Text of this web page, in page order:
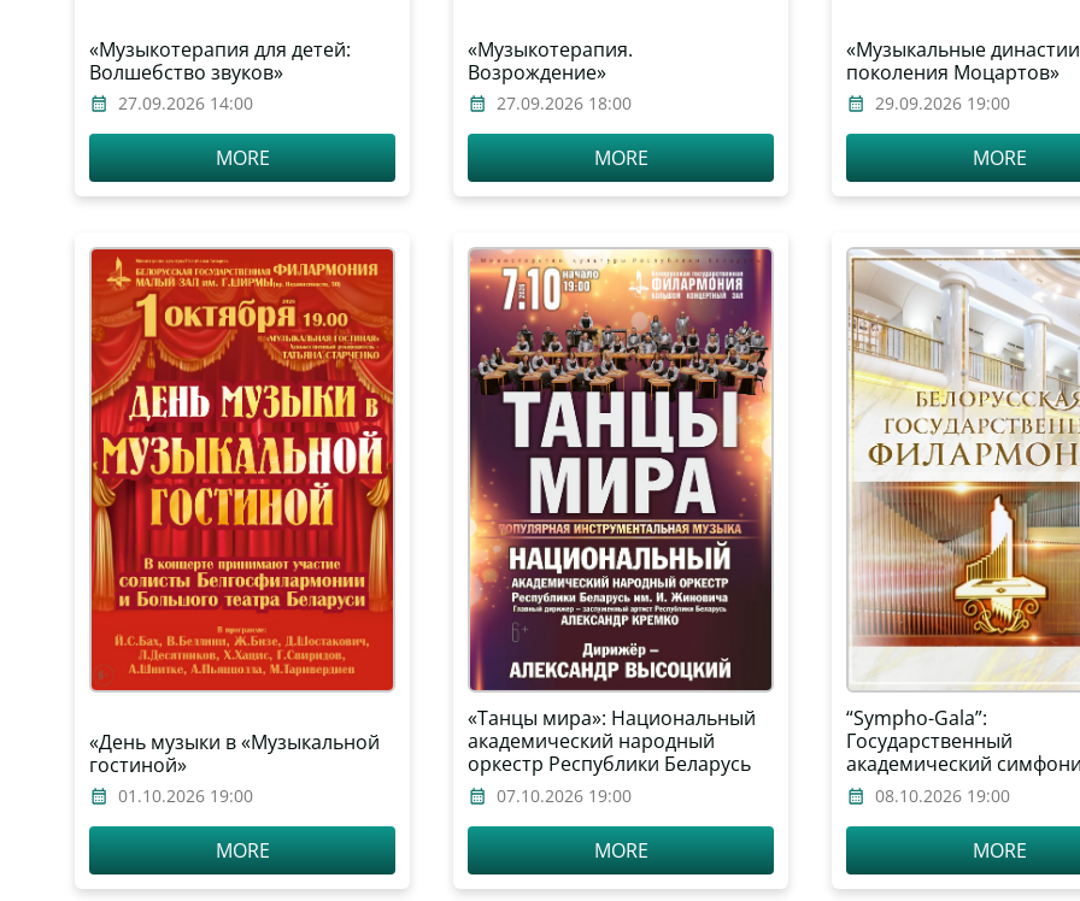
«Музыкотерапия для детей:
Волшебство звуков»
27.09.2026 14:00
MORE
«Музыкотерапия.
Возрождение»
27.09.2026 18:00
MORE
«Музыкальные
поколения Моцартов»
29.09.2026 19:00
MORE
«День музыки в «Музыкальной
гостиной»
01.10.2026 19:00
MORE
«Танцы мира»: Национальный
академический народный
оркестр Республики Беларусь
им. И.Жиновича
07.10.2026 19:00
MORE
“Sympho-Gala”:
Государственный
академический
оркестр Республики
дирижёр – Александр
Анисимов, солист –
Рамм (виолончель,
08.10.2026 19:00
MORE